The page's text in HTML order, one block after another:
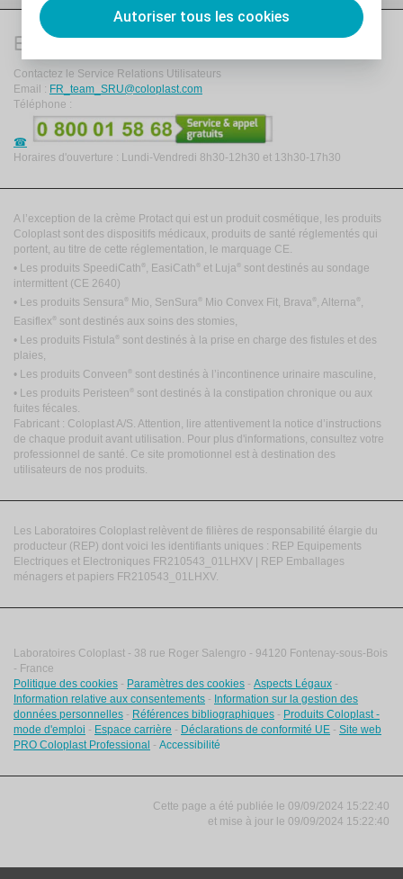
Autoriser tous les cookies
Besoin d'informations ?
Contactez le Service Relations Utilisateurs
Email : FR_team_SRU@coloplast.com
Téléphone :
Horaires d'ouverture : Lundi-Vendredi 8h30-12h30 et 13h30-17h30
A l’exception de la crème Protact qui est un produit cosmétique, les produits
Coloplast sont des dispositifs médicaux, produits de santé réglementés qui
portent, au titre de cette réglementation, le marquage CE.
• Les produits SpeediCath ® , EasiCath ® et Luja ®
sont destinés au sondage
intermittent (CE 2640)
• Les produits Sensura ® Mio, SenSura ® Mio Convex Fit, Brava ® , Alterna ® ,
Easiflex ®
sont destinés aux soins des stomies,
• Les produits Fistula ®
sont destinés à la prise en charge des fistules et des
plaies,
• Les produits Conveen ®
sont destinés à l’incontinence urinaire masculine,
• Les produits Peristeen ®
sont destinés à la constipation chronique ou aux
fuites fécales.
Fabricant : Coloplast A/S. Attention, lire attentivement la notice d’instructions
de chaque produit avant utilisation. Pour plus d'informations, consultez votre
professionnel de santé. Ce site promotionnel est à destination des
utilisateurs de nos produits.
Les Laboratoires Coloplast relèvent de filières de responsabilité élargie du
producteur (REP) dont voici les identifiants uniques : REP Equipements
Electriques et Electroniques FR210543_01LHXV | REP Emballages
ménagers et papiers FR210543_01LHXV.
Laboratoires Coloplast - 38 rue Roger Salengro - 94120 Fontenay-sous-Bois
- France
Politique des cookies - Paramètres des cookies - Aspects Légaux -
Information relative aux consentements - Information sur la gestion des
données personnelles - Références bibliographiques - Produits Coloplast -
mode d'emploi - Espace carrière - Déclarations de conformité UE - Site web
PRO Coloplast Professional - Accessibilité
Cette page a été publiée le 09/09/2024 15:22:40
et mise à jour le 09/09/2024 15:22:40